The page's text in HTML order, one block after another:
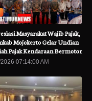
Masyarakat Wajib Pajak,
Mojokerto Gelar Undian
Pajak Kendaraan Bermotor
07:14:00 AM